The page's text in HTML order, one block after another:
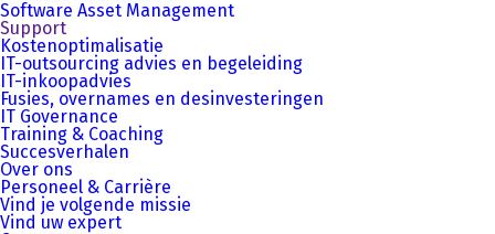
Software Asset Management
Support
Kostenoptimalisatie
IT-outsourcing advies en begeleiding
IT-inkoopadvies
Fusies, overnames en desinvesteringen
IT Governance
Training & Coaching
Succesverhalen
Over ons
Personeel & Carrière
Vind je volgende missie
Vind uw expert